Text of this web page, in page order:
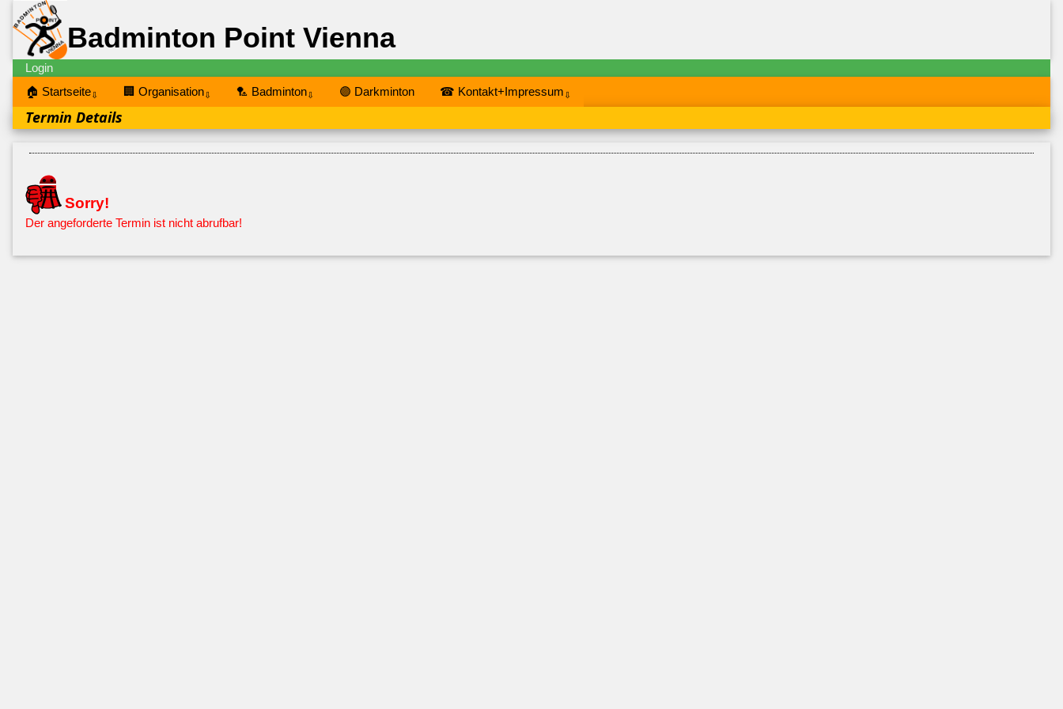
Badminton Point Vienna
Login
🏠 Startseite⇩ 🏢 Organisation⇩ 🏸 Badminton⇩ 🟣 Darkminton ☎ Kontakt+Impressum ⇩
Termin Details
Sorry!
Der angeforderte Termin ist nicht abrufbar!